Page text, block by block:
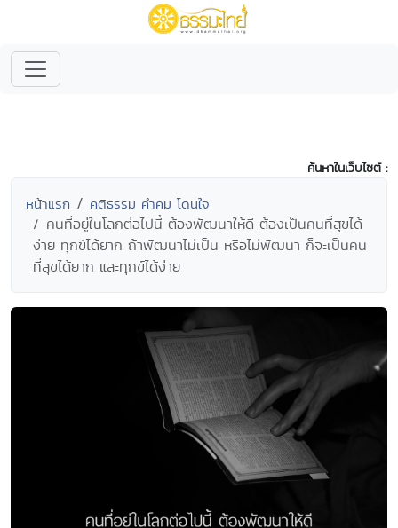
ค้นหาในเว็บไซต์ :
หน้าแรก คติธรรม คำคม โดนใจ
คนที่อยู่ในโลกต่อไปนี้ ต้องพัฒนาให้ดี ต้องเป็นคนที่สุขได้
ง่าย ทุกข์ได้ยาก ถ้าพัฒนาไม่เป็น หรือไม่พัฒนา ก็จะเป็นคน
ที่สุขได้ยาก และทุกข์ได้ง่าย